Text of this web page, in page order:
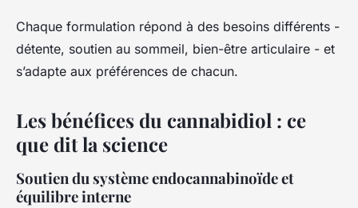
Chaque formulation répond à des besoins différents -
détente, soutien au sommeil, bien-être articulaire - et
s’adapte aux préférences de chacun.
Les bénéfices du cannabidiol : ce
que dit la science
Soutien du système endocannabinoïde et
équilibre interne